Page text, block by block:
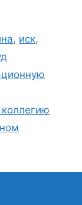
, иск,